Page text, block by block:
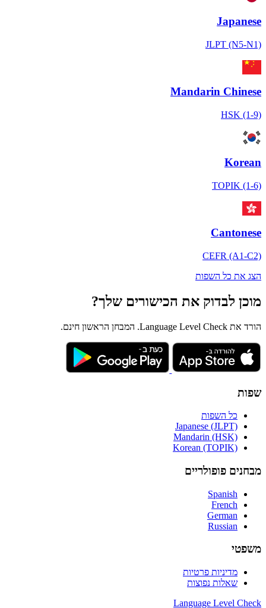
Japanese
JLPT (N5-N1)
Mandarin Chinese
HSK (1-9)
Korean
TOPIK (1-6)
Cantonese
CEFR (A1-C2)
הצג את כל השפות
מוכן לבדוק את הכישורים שלך?
הורד את Language Level Check. המבחן הראשון חינם.
שפות
כל השפות
Japanese (JLPT)
Mandarin (HSK)
Korean (TOPIK)
מבחנים פופולריים
Spanish
French
German
Russian
משפטי
מדיניות פרטיות
שאלות נפוצות
Language Level Check